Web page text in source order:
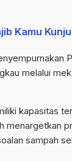
Kamu
melalui
kapasitas
menargetkan
sampah